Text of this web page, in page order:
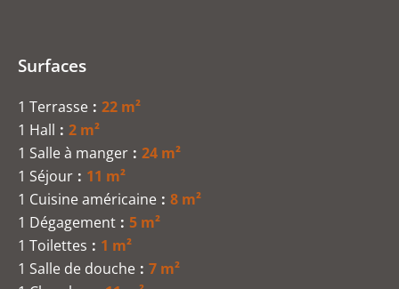
Surfaces
1 Terrasse
22 m²
1 Hall
2 m²
1 Salle à manger
24 m²
1 Séjour
11 m²
1 Cuisine américaine
8 m²
1 Dégagement
5 m²
1 Toilettes
1 m²
1 Salle de douche
7 m²